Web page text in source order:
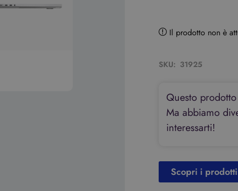
Il prodotto non è
SKU: 31925
Questo prodotto
Ma abbiamo
interessarti!
Scopri i